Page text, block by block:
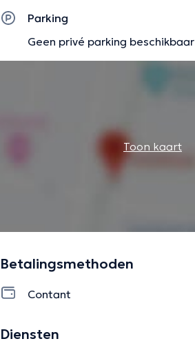
Parking
Geen privé parking beschikbaar
Toon kaart
Betalingsmethoden
Contant
Diensten